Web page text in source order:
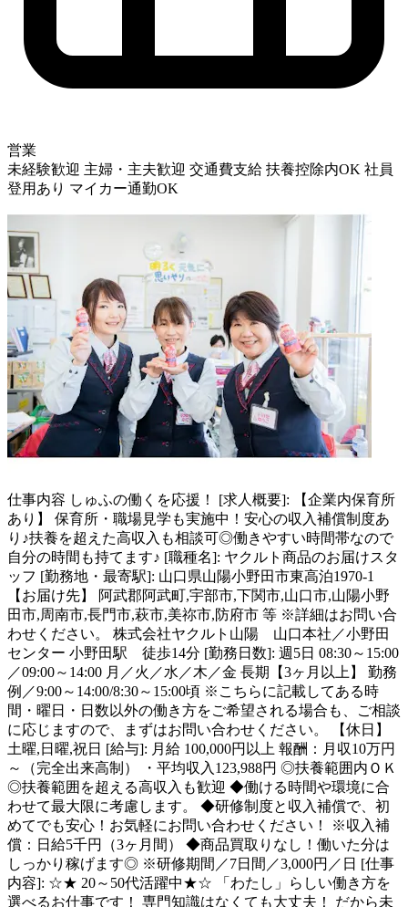
営業
未経験歓迎 主婦・主夫歓迎 交通費支給 扶養控除内OK 社員
登用あり マイカー通勤OK
仕事内容 しゅふの働くを応援！ [求人概要]: 【企業内保育所
あり】 保育所・職場見学も実施中！安心の収入補償制度あ
り♪扶養を超えた高収入も相談可◎働きやすい時間帯なので
自分の時間も持てます♪ [職種名]: ヤクルト商品のお届けスタ
ッフ [勤務地・最寄駅]: 山口県山陽小野田市東高泊1970-1
【お届け先】 阿武郡阿武町,宇部市,下関市,山口市,山陽小野
田市,周南市,長門市,萩市,美祢市,防府市 等 ※詳細はお問い合
わせください。 株式会社ヤクルト山陽 山口本社／小野田
センター 小野田駅 徒歩14分 [勤務日数]: 週5日 08:30～15:00
／09:00～14:00 月／火／水／木／金 長期【3ヶ月以上】 勤務
例／9:00～14:00/8:30～15:00頃 ※こちらに記載してある時
間・曜日・日数以外の働き方をご希望される場合も、ご相談
に応じますので、まずはお問い合わせください。 【休日】
土曜,日曜,祝日 [給与]: 月給 100,000円以上 報酬：月収10万円
～（完全出来高制） ・平均収入123,988円 ◎扶養範囲内ＯＫ
◎扶養範囲を超える高収入も歓迎 ◆働ける時間や環境に合
わせて最大限に考慮します。 ◆研修制度と収入補償で、初
めてでも安心！お気軽にお問い合わせください！ ※収入補
償：日給5千円（3ヶ月間） ◆商品買取りなし！働いた分は
しっかり稼げます◎ ※研修期間／7日間／3,000円／日 [仕事
内容]: ☆★ 20～50代活躍中★☆ 「わたし」らしい働き方を
選べるお仕事です！ 専門知識はなくても大丈夫！ だから未